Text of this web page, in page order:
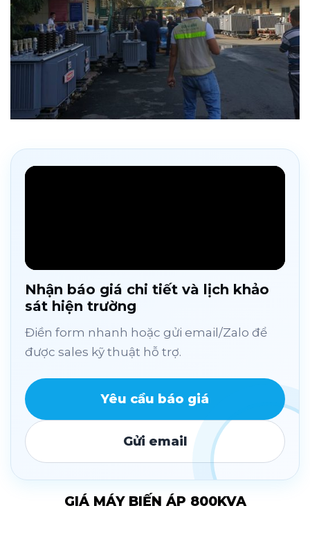
Nhận báo giá chi tiết và lịch khảo
sát hiện trường
Điền form nhanh hoặc gửi email/Zalo để
được sales kỹ thuật hỗ trợ.
Yêu cầu báo giá
Gửi email
GIÁ MÁY BIẾN ÁP 800KVA